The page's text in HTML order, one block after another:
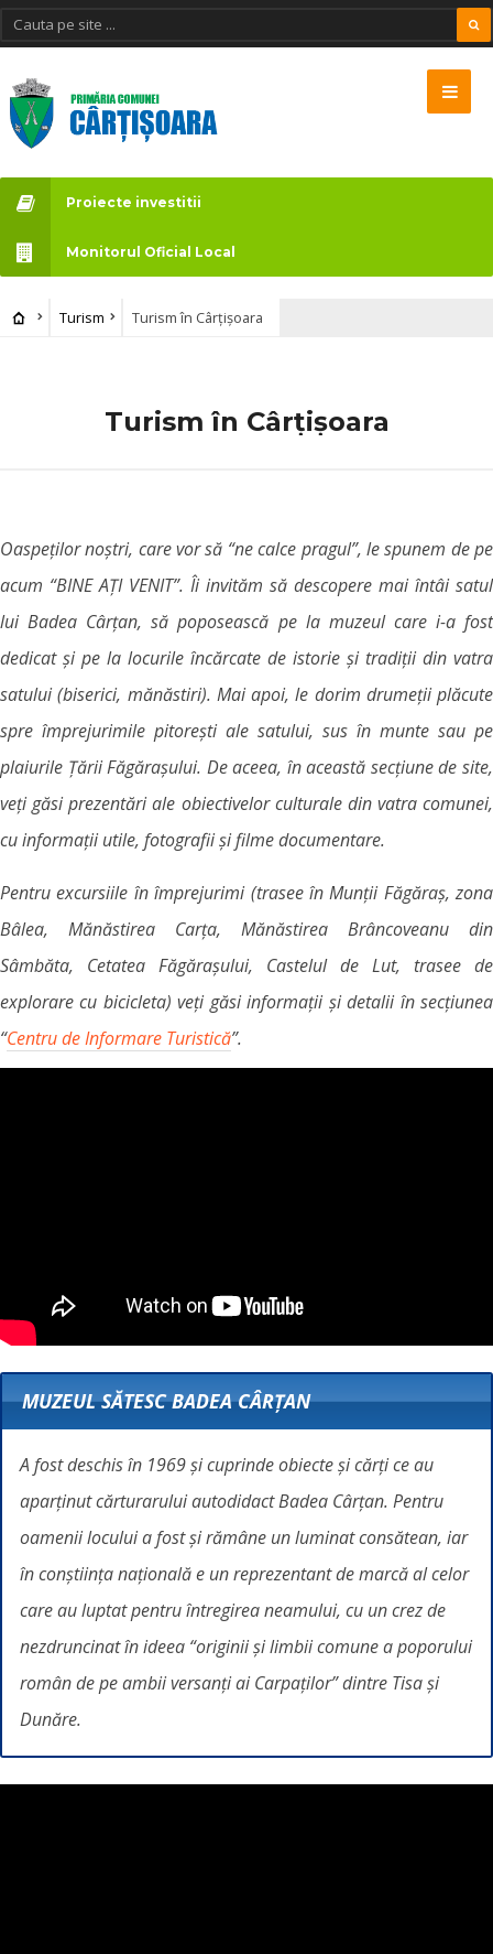
Proiecte investitii
Monitorul Oficial Local
Turism Turism în Cârțișoara
Turism în Cârțișoara
Oaspeților noștri, care vor să “ne calce pragul”, le spunem de pe
acum “BINE AȚI VENIT”. Îi invităm să descopere mai întâi satul
lui Badea Cârțan, să poposească pe la muzeul care i-a fost
dedicat și pe la locurile încărcate de istorie și tradiții din vatra
satului (biserici, mănăstiri). Mai apoi, le dorim drumeții plăcute
spre împrejurimile pitorești ale satului, sus în munte sau pe
plaiurile Țării Făgărașului. De aceea, în această secțiune de site,
veți găsi prezentări ale obiectivelor culturale din vatra comunei,
cu informații utile, fotografii și filme documentare.
Pentru excursiile în împrejurimi (trasee în Munții Făgăraș, zona
Bâlea, Mănăstirea Carța, Mănăstirea Brâncoveanu din
Sâmbăta, Cetatea Făgărașului, Castelul de Lut, trasee de
explorare cu bicicleta) veți găsi informații și detalii în secțiunea
“Centru de Informare Turistică”.
MUZEUL SĂTESC BADEA CÂRŢAN
A fost deschis în 1969 și cuprinde obiecte și cărți ce au
aparținut cărturarului autodidact Badea Cârțan. Pentru
oamenii locului a fost și rămâne un luminat consătean, iar
în conștiința națională e un reprezentant de marcă al celor
care au luptat pentru întregirea neamului, cu un crez de
nezdruncinat în ideea “originii și limbii comune a poporului
român de pe ambii versanți ai Carpaților” dintre Tisa și
Dunăre.